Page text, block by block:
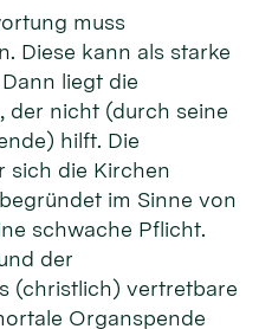
muss
Diese kann als starke
liegt die
der nicht (durch seine
hilft. Die
sich die Kirchen
im Sinne von
schwache Pflicht.
der
(christlich) vertretbare
Organspende